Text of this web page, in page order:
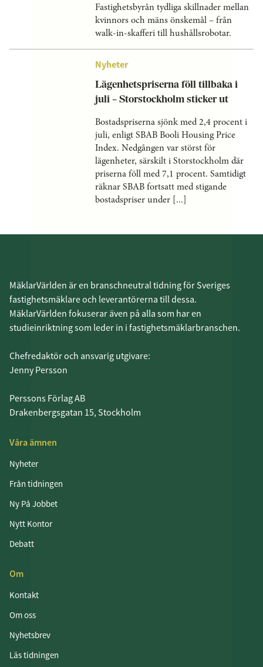
Fastighetsbyrån tydliga skillnader mellan
kvinnors och mäns önskemål – från
walk-in-skafferi till hushållsrobotar.
Nyheter
Lägenhetspriserna föll tillbaka i
juli – Storstockholm sticker ut
Bostadspriserna sjönk med 2,4 procent i
juli, enligt SBAB Booli Housing Price
Index. Nedgången var störst för
lägenheter, särskilt i Storstockholm där
priserna föll med 7,1 procent. Samtidigt
räknar SBAB fortsatt med stigande
bostadspriser under [...]
MäklarVärlden är en branschneutral tidning för Sveriges
fastighetsmäklare och leverantörerna till dessa.
MäklarVärlden fokuserar även på alla som har en
studieinriktning som leder in i fastighetsmäklarbranschen.
Chefredaktör och ansvarig utgivare:
Jenny Persson
Perssons Förlag AB
Drakenbergsgatan 15, Stockholm
Våra ämnen
Nyheter
Från tidningen
Ny På Jobbet
Nytt Kontor
Debatt
Om
Kontakt
Om oss
Nyhetsbrev
Läs tidningen